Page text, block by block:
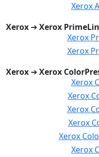
Xerox
Xerox ➔Xerox
Xerox
Xerox
Xerox ➔Xerox
Xerox
Xerox
Xerox
Xerox
Xerox
Xerox